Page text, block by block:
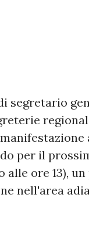
segretario
per il
ore 13),
nell'area